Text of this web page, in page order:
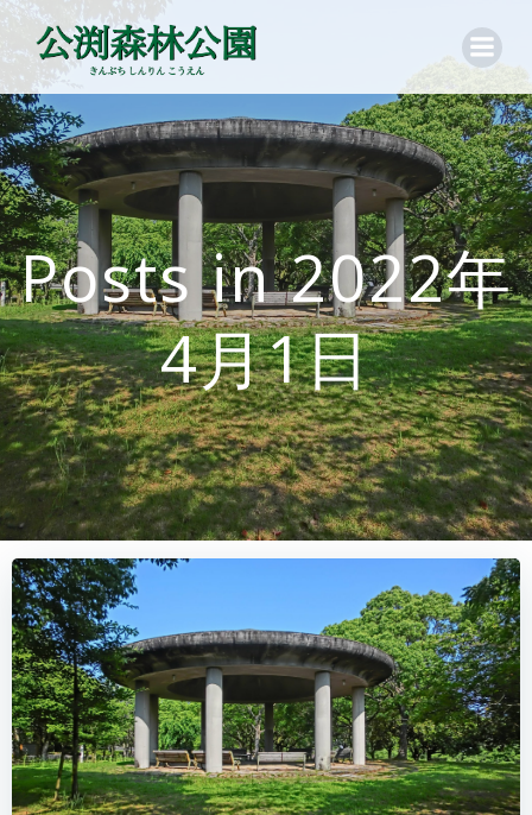
ン
ツ
へ
ス
ッ
プ
Posts in 2022年
4月1日